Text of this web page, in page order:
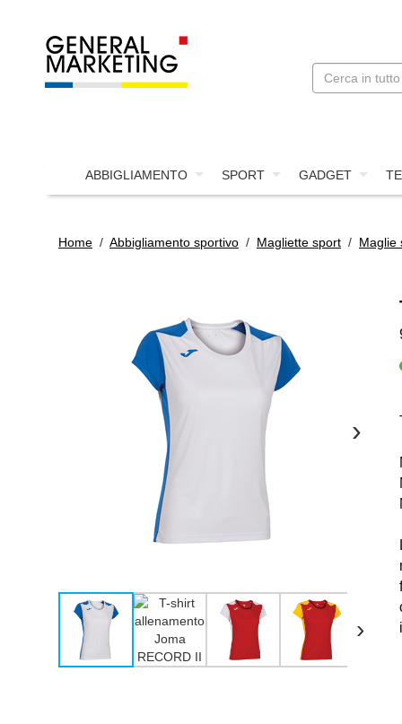
ABBIGLIAMENTO SPORT GADGET
Home / Abbigliamento sportivo / Magliette sport / Maglie
›
›